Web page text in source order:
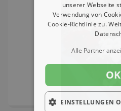
unserer Webseite
Verwendung von
Cookie-Richtlinie zu.
Alle Partner
OK
EINSTELLUNGEN